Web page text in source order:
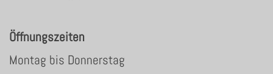
Öffnungszeiten
Montag bis Donnerstag